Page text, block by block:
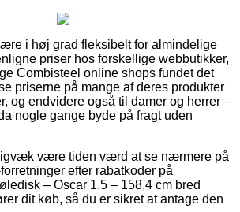
i høj grad fleksibelt for almindelige
priser hos forskellige webbutikker,
Combisteel online shops fundet det
priserne på mange af deres produkter
og endvidere også til damer og herrer –
nogle gange byde på fragt uden
være tiden værd at se nærmere på
efter rabatkoder på
– Oscar 1.5 – 158,4 cm bred
dit køb, så du er sikret at antage den